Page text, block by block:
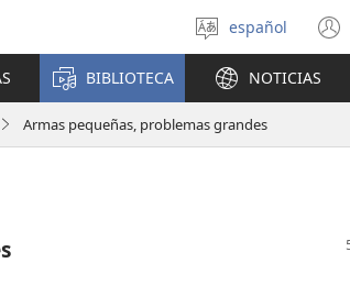
Seleccionar
idioma
español
BIBLIOTECA NOTICIAS
Armas pequeñas, problemas grandes